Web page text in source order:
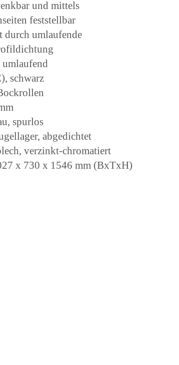
und mittels
feststellbar
durch umlaufende
schwarz
spurlos
abgedichtet
verzinkt-chromatiert
x 730 x 1546 mm (BxTxH)